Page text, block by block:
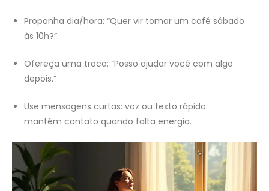
Proponha dia/hora: “Quer vir tomar um café sábado
às 10h?”
Ofereça uma troca: “Posso ajudar você com algo
depois.”
Use mensagens curtas: voz ou texto rápido
mantém contato quando falta energia.